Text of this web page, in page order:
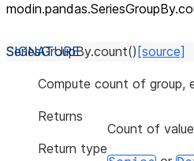
SeriesGroupBy.count() [source]
Compute count of group,
Returns
Count of
Return type